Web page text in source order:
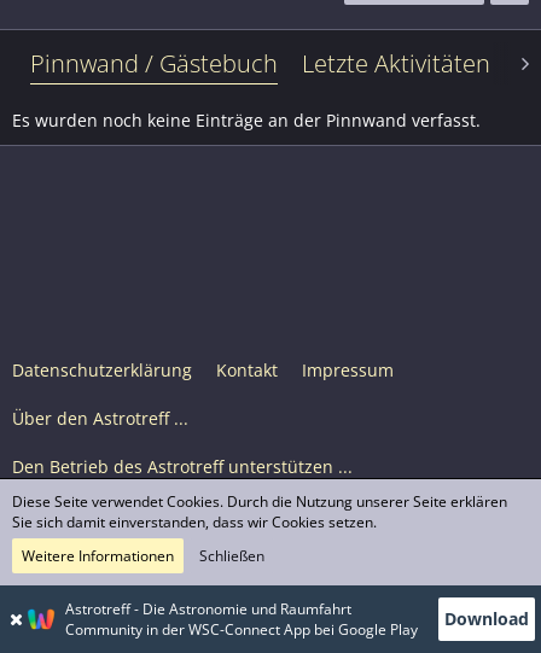
Pinnwand / Gästebuch Letzte Aktivitäten
Es wurden noch keine Einträge an der Pinnwand verfasst.
Datenschutzerklärung Kontakt Impressum
Über den Astrotreff ...
Den Betrieb des Astrotreff unterstützen ...
Nutzungsbedingungen
© Astrotreff 2001-2026, lizenziert unter CC BY-SA,
sofern für einzelne Inhalte nicht anders angegeben
Astrotreff - Die Astronomie und Raumfahrt
Community in der WSC-Connect App bei Google Play
Download
Diese Seite verwendet Cookies. Durch die Nutzung unserer Seite erklären
Sie sich damit einverstanden, dass wir Cookies setzen.
Weitere Informationen
Schließen